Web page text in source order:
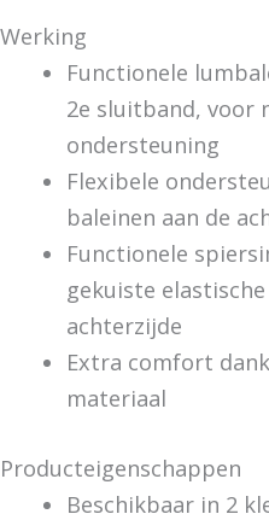
Werking
Functionele
2e sluitband, voor
ondersteuning
Flexibele
baleinen aan de
Functionele
gekuiste
achterzijde
Extra comfort
materiaal
Producteigenschappen
Beschikbaar in 2